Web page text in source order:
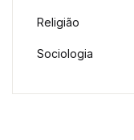
Religião
Sociologia